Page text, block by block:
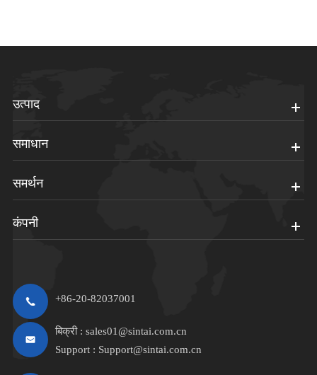
उत्पाद
समाधान
समर्थन
कंपनी
+86-20-82037001
बिक्री : sales01@sintai.com.cn
Support : Support@sintai.com.cn